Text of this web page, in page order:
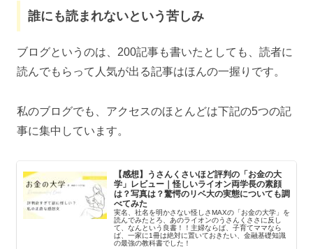
誰にも読まれないという苦しみ
ブログというのは、200記事も書いたとしても、読者に
読んでもらって人気が出る記事はほんの一握りです。
私のブログでも、アクセスのほとんどは下記の5つの記
事に集中しています。
【感想】うさんくさいほど評判の「お金の大
学」レビュー｜怪しいライオン両学長の素顔
は？写真は？驚愕のリベ大の実態についても調
べてみた
実名、社名を明かさない怪しさMAXの「お金の大学」を
読んでみたとろ、あのライオンのうさんくささに反し
て、なんという良書！！主婦ならば、子育てママなら
ば、一家に1冊は絶対に置いておきたい、金融基礎知識
の最強の教科書でした！